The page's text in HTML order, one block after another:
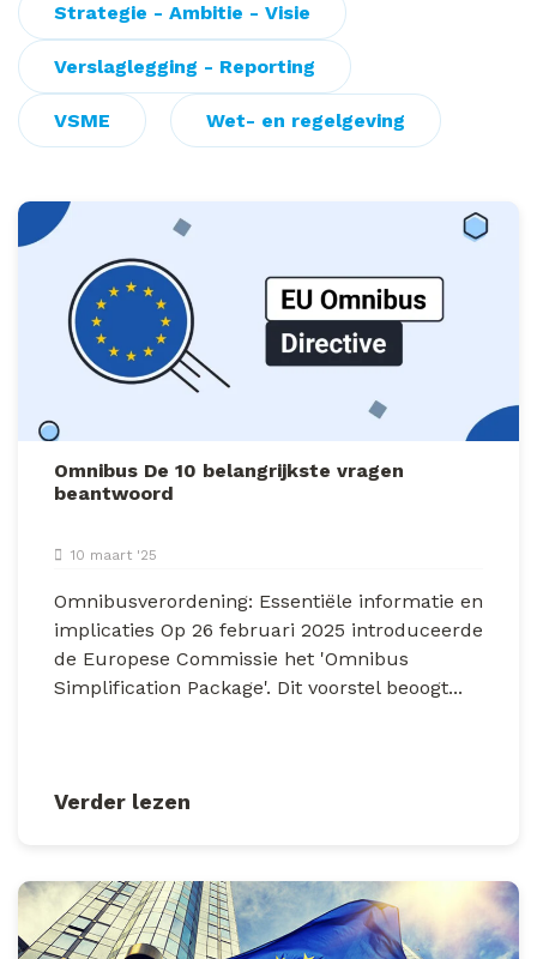
Strategie - Ambitie - Visie
Verslaglegging - Reporting
VSME Wet- en regelgeving
Omnibus De 10 belangrijkste vragen
beantwoord
10 maart '25
Omnibusverordening: Essentiële informatie en
implicaties Op 26 februari 2025 introduceerde
de Europese Commissie het 'Omnibus
Simplification Package'. Dit voorstel beoogt...
Verder lezen